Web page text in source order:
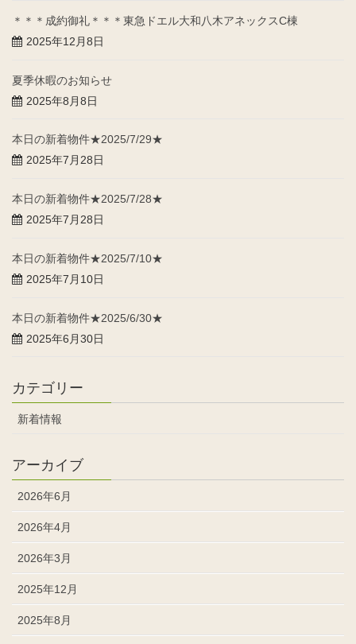
＊＊＊成約御礼＊＊＊東急ドエル大和八木アネックスC棟
2025年12月8日
夏季休暇のお知らせ
2025年8月8日
本日の新着物件★2025/7/29★
2025年7月28日
本日の新着物件★2025/7/28★
2025年7月28日
本日の新着物件★2025/7/10★
2025年7月10日
本日の新着物件★2025/6/30★
2025年6月30日
カテゴリー
新着情報
アーカイブ
2026年6月
2026年4月
2026年3月
2025年12月
2025年8月